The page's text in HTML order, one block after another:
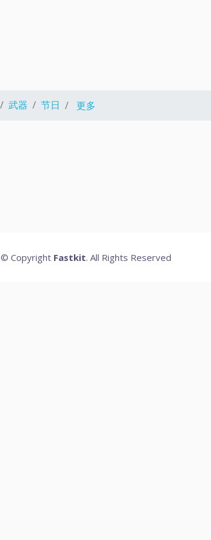
武器 节日 更多
© Copyright Fastkit. All Rights Reserved